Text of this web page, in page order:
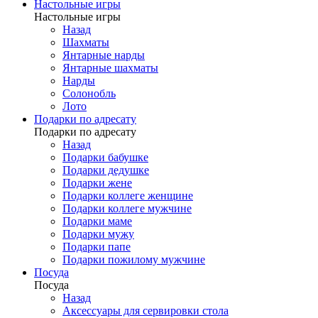
Настольные игры
Настольные игры
Назад
Шахматы
Янтарные нарды
Янтарные шахматы
Нарды
Солонобль
Лото
Подарки по адресату
Подарки по адресату
Назад
Подарки бабушке
Подарки дедушке
Подарки жене
Подарки коллеге женщине
Подарки коллеге мужчине
Подарки маме
Подарки мужу
Подарки папе
Подарки пожилому мужчине
Посуда
Посуда
Назад
Аксессуары для сервировки стола